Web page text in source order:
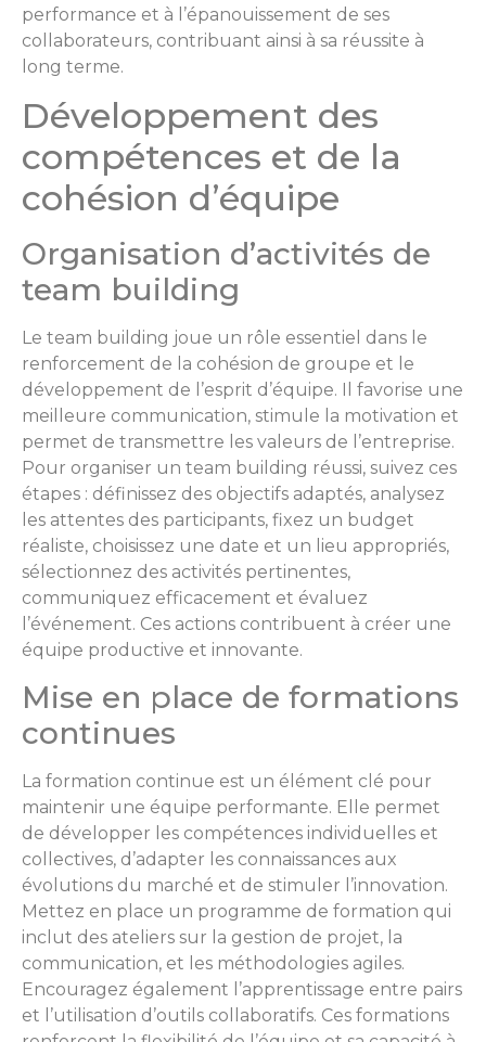
performance et à l’épanouissement de ses
collaborateurs, contribuant ainsi à sa réussite à
long terme.
Développement des
compétences et de la
cohésion d’équipe
Organisation d’activités de
team building
Le team building joue un rôle essentiel dans le
renforcement de la cohésion de groupe et le
développement de l’esprit d’équipe. Il favorise une
meilleure communication, stimule la motivation et
permet de transmettre les valeurs de l’entreprise.
Pour organiser un team building réussi, suivez ces
étapes : définissez des objectifs adaptés, analysez
les attentes des participants, fixez un budget
réaliste, choisissez une date et un lieu appropriés,
sélectionnez des activités pertinentes,
communiquez efficacement et évaluez
l’événement. Ces actions contribuent à créer une
équipe productive et innovante.
Mise en place de formations
continues
La formation continue est un élément clé pour
maintenir une équipe performante. Elle permet
de développer les compétences individuelles et
collectives, d’adapter les connaissances aux
évolutions du marché et de stimuler l’innovation.
Mettez en place un programme de formation qui
inclut des ateliers sur la gestion de projet, la
communication, et les méthodologies agiles.
Encouragez également l’apprentissage entre pairs
et l’utilisation d’outils collaboratifs. Ces formations